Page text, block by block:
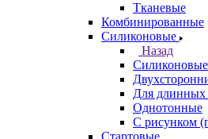
Тканевые
Комбинированные
Силиконовые
Назад
Силиконовые
Для длинных
Однотонные
С рисунком
Стартовые